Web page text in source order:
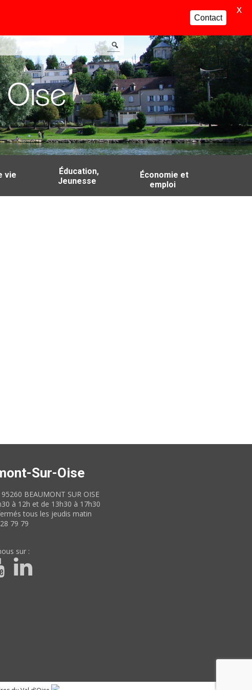
vie
Éducation,
Jeunesse
Économie et
emploi
Sur-Oise
BEAUMONT SUR OISE
à 12h et de 13h30 à 17h30
tous les jeudis matin
79 79
sur :
Contact
X